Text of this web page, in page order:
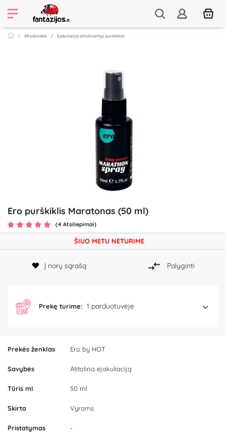
Afrodiziakai Ejakuliaciją atitolinantys purškikliai
Ero purškiklis Maratonas (50 ml)
(4 Atsiliepimai)
Prekės ženklas Ero by HOT
Savybės Atitolina ejakuliaciją
Tūris ml 50 ml
Skirta Vyrams
Pristatymas -
ŠIUO METU NETURIME
Į norų sąrašą Palyginti
Prekę turime: 1 parduotuvėje